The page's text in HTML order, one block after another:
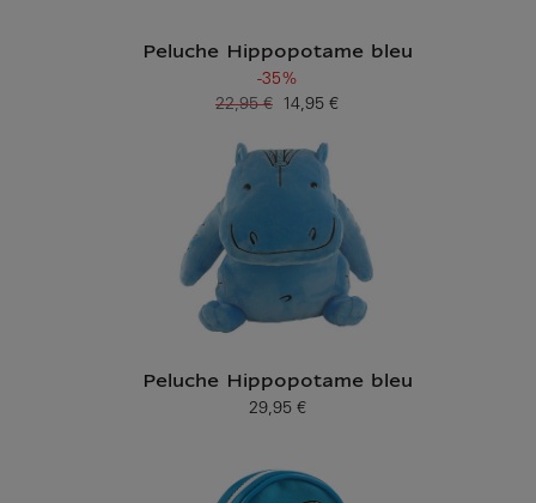
Peluche Hippopotame bleu
-35%
Prix ​​actuel
14,95 €
Ancien prix
22,95 €
Peluche Hippopotame bleu
Prix ​​actuel
29,95 €